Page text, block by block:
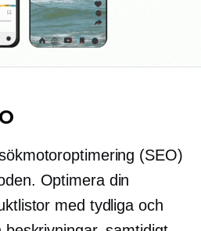
(SEO)
Optimera din
med tydliga och